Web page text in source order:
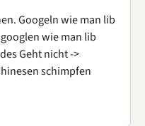
Googeln wie man lib
wie man lib
Geht nicht ->
schimpfen